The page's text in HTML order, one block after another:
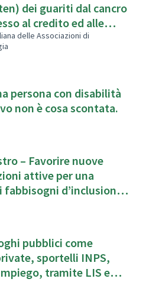
dei guariti dal cancro
al credito ed alle
delle Associazioni di
persona con disabilità
non è cosa scontata.
– Favorire nuove
attive per una
d’inclusione
pubblici come
sportelli INPS,
tramite LIS e